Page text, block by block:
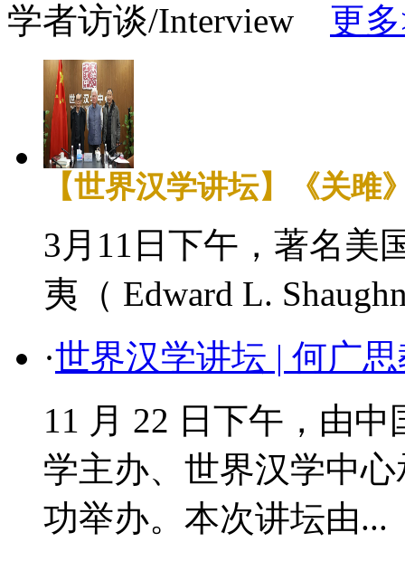
学者访谈/Interview 更
【世界汉学讲坛】《关雎
3月11日下午，著名美
夷（ Edward L.
·世界汉学讲坛 | 何广
11 月 22 日下午，由
学主办、世界汉学中
功举办。本次讲坛由...